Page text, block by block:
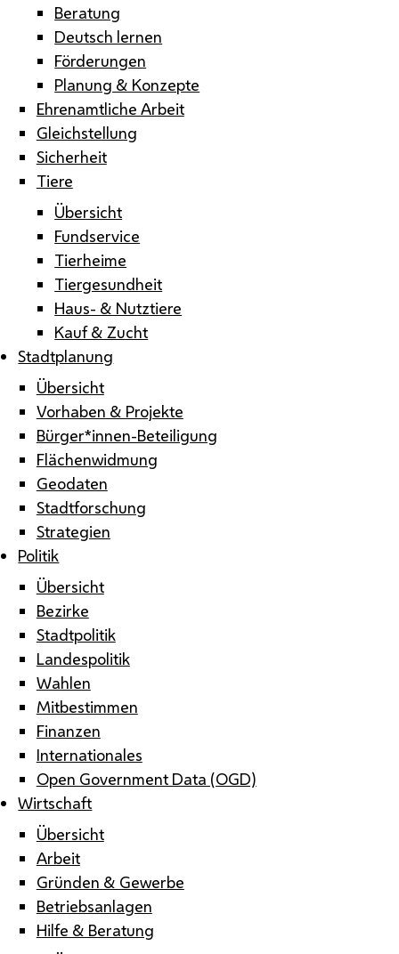
Beratung
Deutsch lernen
Förderungen
Planung & Konzepte
Ehrenamtliche Arbeit
Gleichstellung
Sicherheit
Tiere
Übersicht
Fundservice
Tierheime
Tiergesundheit
Haus- & Nutztiere
Kauf & Zucht
Stadtplanung
Übersicht
Vorhaben & Projekte
Bürger*innen-Beteiligung
Flächenwidmung
Geodaten
Stadtforschung
Strategien
Politik
Übersicht
Bezirke
Stadtpolitik
Landespolitik
Wahlen
Mitbestimmen
Finanzen
Internationales
Open Government Data (OGD)
Wirtschaft
Übersicht
Arbeit
Gründen & Gewerbe
Betriebsanlagen
Hilfe & Beratung